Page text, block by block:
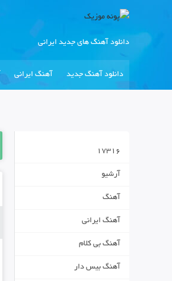
دانلود آهنگ های جدید ایرانی
دانلود آهنگ جدید آهنگ ایرانی
17316
آرشیو
آهنگ
آهنگ ایرانی
آهنگ بی کلام
آهنگ بیس دار